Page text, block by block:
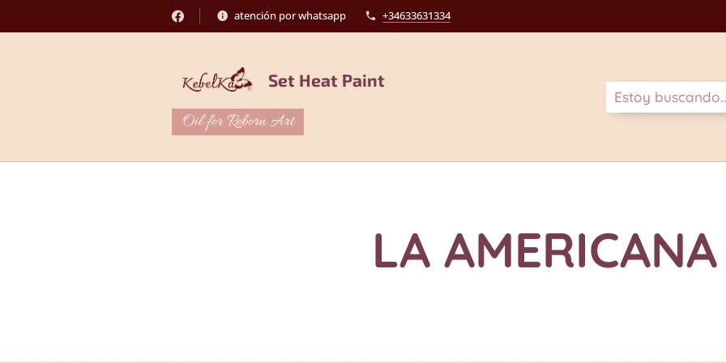
atención por whatsapp +34633631334
Set Heat Paint
Oil for Reborn Art
LA AMERICANA